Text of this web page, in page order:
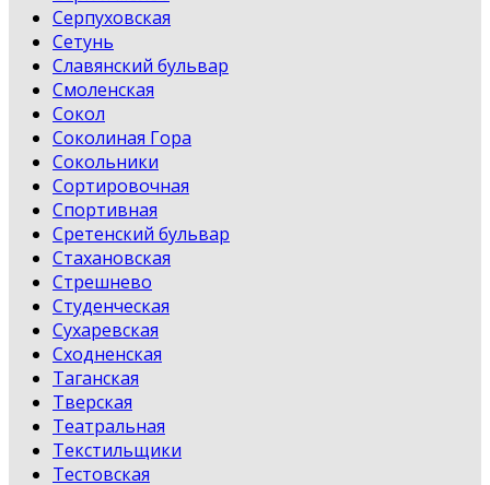
Серпуховская
Сетунь
Славянский бульвар
Смоленская
Сокол
Соколиная Гора
Сокольники
Сортировочная
Спортивная
Сретенский бульвар
Стахановская
Стрешнево
Студенческая
Сухаревская
Сходненская
Таганская
Тверская
Театральная
Текстильщики
Тестовская